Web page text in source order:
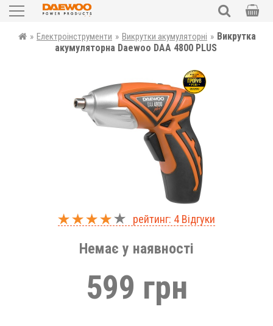
ПОШУК
Садова техніка
Електроінструменти
Автотовари
Аксесуари та комплектуючі
Уцінка
» Електроінструменти » Викрутки акумуляторні » Викрутка
акумуляторна Daewoo DAA 4800 PLUS
рейтинг: 4 Відгуки
599 грн